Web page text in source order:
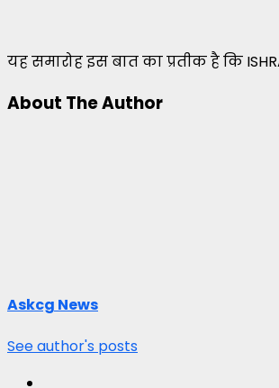
यह समारोह इस बात का प्रतीक है कि
About The Author
Askcg News
See author's posts